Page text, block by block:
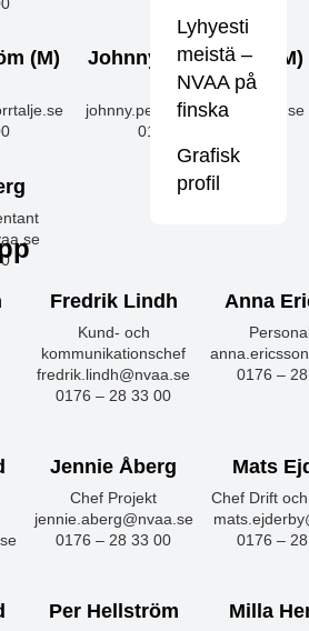
(M) Johnny Pettersson (M)
Ledamot
johnny.pettersson@norrtalje.se
0176 – 28 33 00
Fredrik Lindh
Kund- och
kommunikationschef
fredrik.lindh@nvaa.se
0176 – 28 33 00
Anna
0176 –
Jennie Åberg
Chef Projekt
jennie.aberg@nvaa.se
0176 – 28 33 00
Mats
Chef Drift
0176 –
Per Hellström Milla
Lyhyesti
meistä –
NVAA på
finska
Grafisk
profil